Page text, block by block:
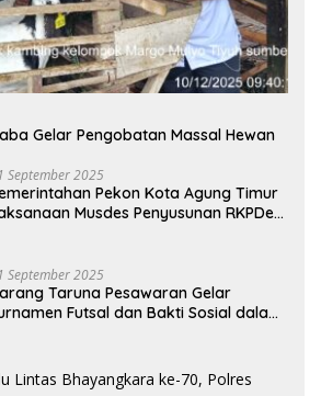
Gelar Pengobatan Massal Hewan
September 2025
Pekon Kota Agung Timur
Musdes Penyusunan RKPDes
September 2025
Taruna Pesawaran Gelar
Futsal dan Bakti Sosial dalam